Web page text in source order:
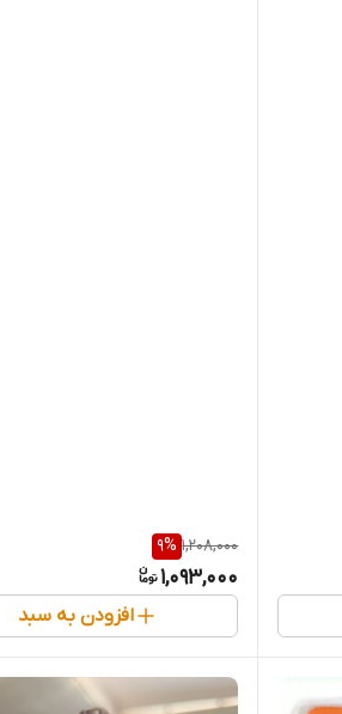
1,208,000
9%
1,093,000
افزودن به سبد